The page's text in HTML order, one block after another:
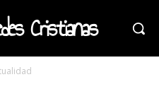
Cristianas